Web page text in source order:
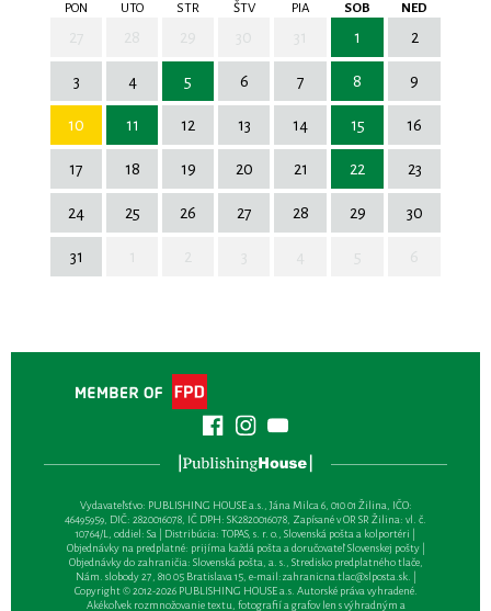
PON UTO STR ŠTV PIA SOB NED
1 2
3 4 5 6 7 8 9
10 11 12 13 14 15 16
17 18 19 20 21 22 23
24 25 26 27 28 29 30
31
Vydavateľsťvo: PUBLISHING HOUSE a.s., Jána Milca 6, 010 01 Žilina, IČO:
46495959, DIČ: 2820016078, IČ DPH: SK2820016078, Zapísané v OR SR Žilina: vl. č.
10764/L, oddiel: Sa | Distribúcia: TOPAS, s. r. o., Slovenská pošta a kolportéri |
Objednávky na predplatné: prijíma každá pošta a doručovateľ Slovenskej pošty |
Objednávky do zahraničia: Slovenská pošta, a. s., Stredisko predplatného tlače,
Nám. slobody 27, 810 05 Bratislava 15, e-mail:zahranicna.tlac@slposta.sk. |
Copyright © 2012-2026 PUBLISHING HOUSE a.s. Autorské práva vyhradené.
Akékoľvek rozmnožovanie textu, fotografií a grafov len s výhradným a